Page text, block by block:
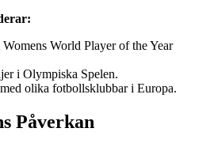
World Player of the Year
i Olympiska Spelen.
olika fotbollsklubbar i Europa.
Påverkan